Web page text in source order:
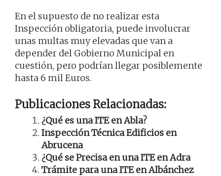
En el supuesto de no realizar esta
Inspección obligatoria, puede involucrar
unas multas muy elevadas que van a
depender del Gobierno Municipal en
cuestión, pero podrían llegar posiblemente
hasta 6 mil Euros.
Publicaciones Relacionadas:
¿Qué es una ITE en Abla?
Inspección Técnica Edificios en
Abrucena
¿Qué se Precisa en una ITE en Adra
Trámite para una ITE en Albánchez